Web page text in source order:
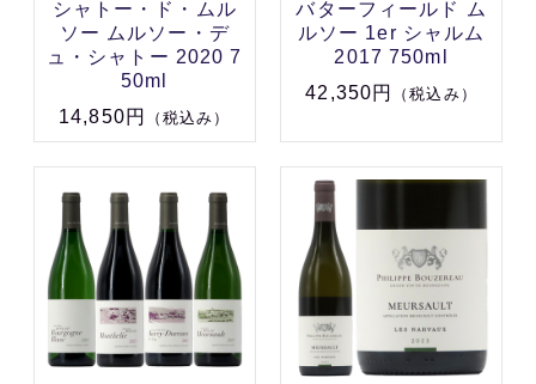
シャトー・ド・ムル
ソー ムルソー・デ
ュ・シャトー 2020 7
50ml
14,850円
（税込み）
バターフィールド ム
ルソー 1er シャルム
2017 750ml
42,350円
（税込み）